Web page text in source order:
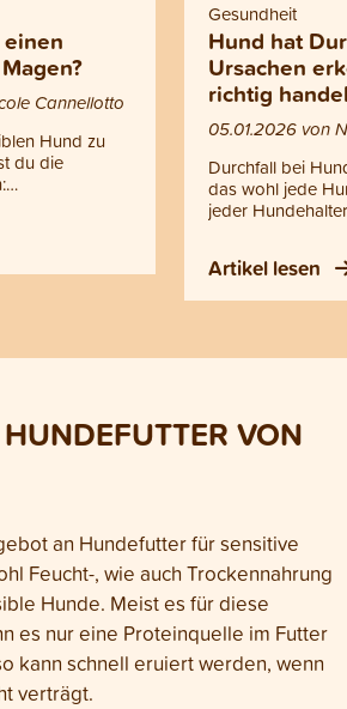
Cannellotto
Hund zu
du die
ein Magen,
sensitives
Gesundheit
Hund hat
Ursachen
richtig
05.01.2026 von
Durchfall bei
das wohl jede
jeder
und weisst, was
kannst?
verschiedene
ernsthaften
Durchfall bei
du am besten
Artikel lesen
VON
an Hundefutter für sensitive
Feucht-, wie auch Trockennahrung
Hunde. Meist es für diese
es nur eine Proteinquelle im Futter
kann schnell eruiert werden, wenn
verträgt.